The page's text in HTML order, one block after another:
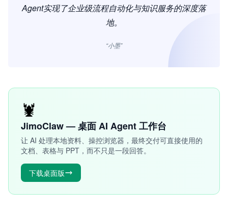
Agent实现了企业级流程自动化与知识服务的深度落
地。
“小墨”
🦞
JimoClaw — 桌面 AI Agent 工作台
让 AI 处理本地资料、操控浏览器，最终交付可直接使用的
文档、表格与 PPT，而不只是一段回答。
下载桌面版